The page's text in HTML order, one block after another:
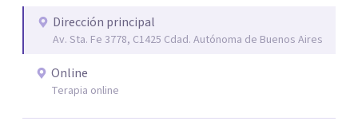
Lic. Ricardo L.M. Boucherie, quien posee una orientación
Sistémica, Cognitivo Conductual y Psicoanálisis
Dirección principal
Av. Sta. Fe 3778, C1425 Cdad. Autónoma de Buenos Aires
Online
Terapia online